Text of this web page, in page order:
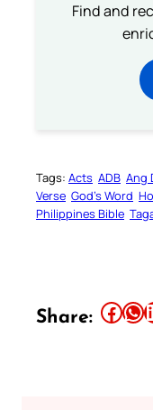
Find and
Tags: Acts ADB Ang
Verse God’s Word
Philippines Bible
Share: Share this article on Facebook Share this article on WhatsApp Share this